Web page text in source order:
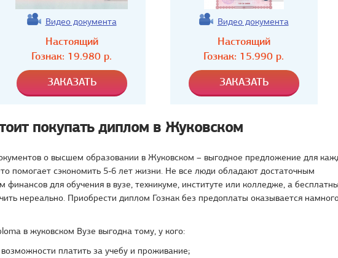
Видео документа
Настоящий
Гознак: 19.980 р.
Видео документа
Настоящий
Гознак: 15.990 р.
покупать диплом в Жуковском
о высшем образовании в Жуковском – выгодное предложение для
помогает сэкономить 5-6 лет жизни. Не все люди обладают достаточным
финансов для обучения в вузе, техникуме, институте или колледже, а
нереально. Приобрести диплом Гознак без предоплаты оказывается
в жуковском Вузе выгодна тому, у кого:
платить за учебу и проживание;